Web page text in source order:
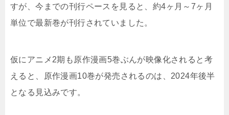
すが、今までの刊行ペースを見ると、約4ヶ月～7ヶ月
単位で最新巻が刊行されていました。
仮にアニメ2期も原作漫画5巻ぶんが映像化されると考
えると、原作漫画10巻が発売されるのは、2024年後半
となる見込みです。